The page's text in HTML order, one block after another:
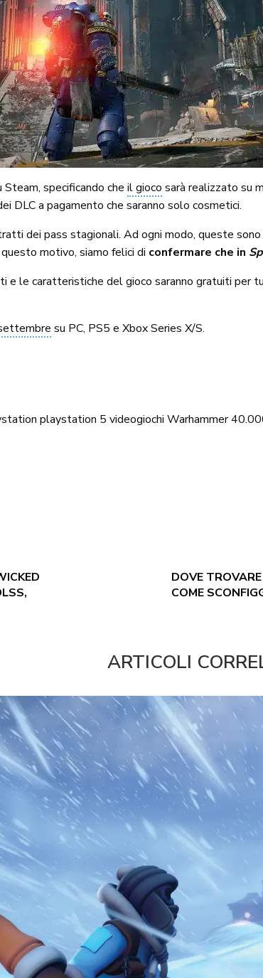
Steam, specificando cheil gioco sarà realizzato su
DLC a pagamento che saranno solo cosmetici.
dei pass stagionali. Ad ogni modo, queste
motivo, siamo felici di confermare che in
e le caratteristiche del gioco saranno gratuiti per
su PC, PS5 e Xbox Series X/S.
playstation 5 videogiochi Warhammer
DOVE
COME
ARTICOLI